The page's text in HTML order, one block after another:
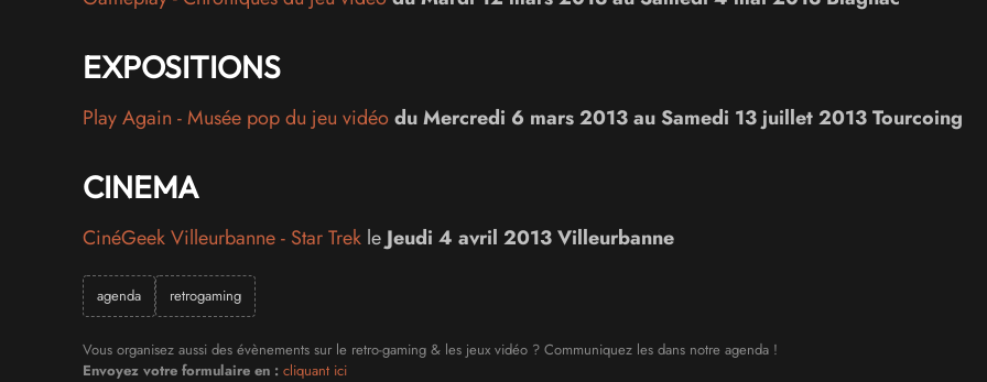
EXPOSITIONS
Play Again - Musée pop du jeu vidéo duMercredi 6 mars 2013auSamedi 13 juillet 2013 Tourcoing
CINEMA
CinéGeek Villeurbanne - Star Trekle Jeudi 4 avril 2013 Villeurbanne
agenda retrogaming
Vous organisez aussi des évènements sur le retro-gaming & les jeux vidéo ? Communiquez les dans notre agenda !
Envoyez votre formulaire en : cliquant ici